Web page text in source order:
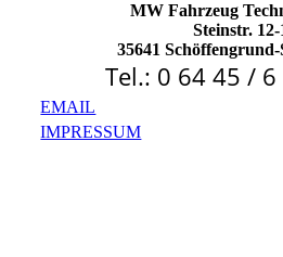
MW Fahrzeug
Steinstr. 12-
35641
Tel.: 0 64 45 /
EMAIL
IMPRESSUM